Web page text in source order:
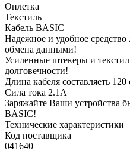
Оплетка
Текстиль
Кабель BASIC
Надежное и удобное средство
обмена данными!
Усиленные штекеры и
долговечности!
Длина кабеля составляеть 120
Сила тока 2.1А
Заряжайте Ваши устройства
BASIC!
Технические характеристики
Код поставщика
041640